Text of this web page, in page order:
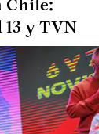
Chile:
13 y TVN